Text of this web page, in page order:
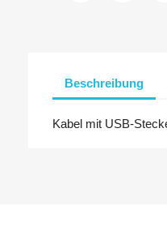
Beschreibung
Kabel mit USB-